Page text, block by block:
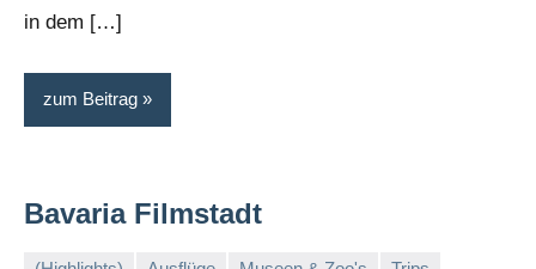
in dem […]
zum Beitrag
Bavaria Filmstadt